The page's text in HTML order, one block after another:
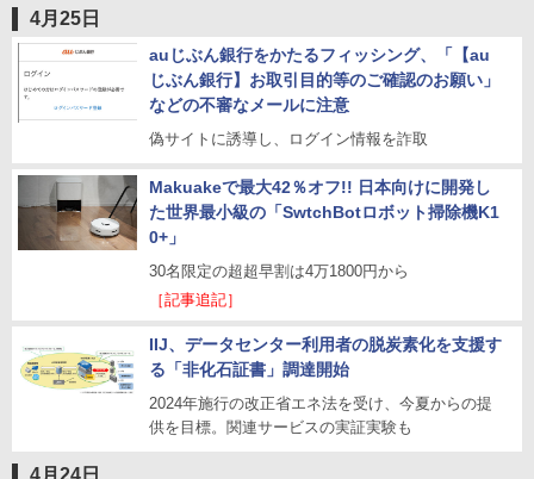
4月25日
auじぶん銀行をかたるフィッシング、「【au
じぶん銀行】お取引目的等のご確認のお願い」
などの不審なメールに注意
偽サイトに誘導し、ログイン情報を詐取
Makuakeで最大42％オフ!! 日本向けに開発し
た世界最小級の「SwtchBotロボット掃除機K1
0+」
30名限定の超超早割は4万1800円から
［記事追記］
IIJ、データセンター利用者の脱炭素化を支援す
る「非化石証書」調達開始
2024年施行の改正省エネ法を受け、今夏からの提
供を目標。関連サービスの実証実験も
4月24日